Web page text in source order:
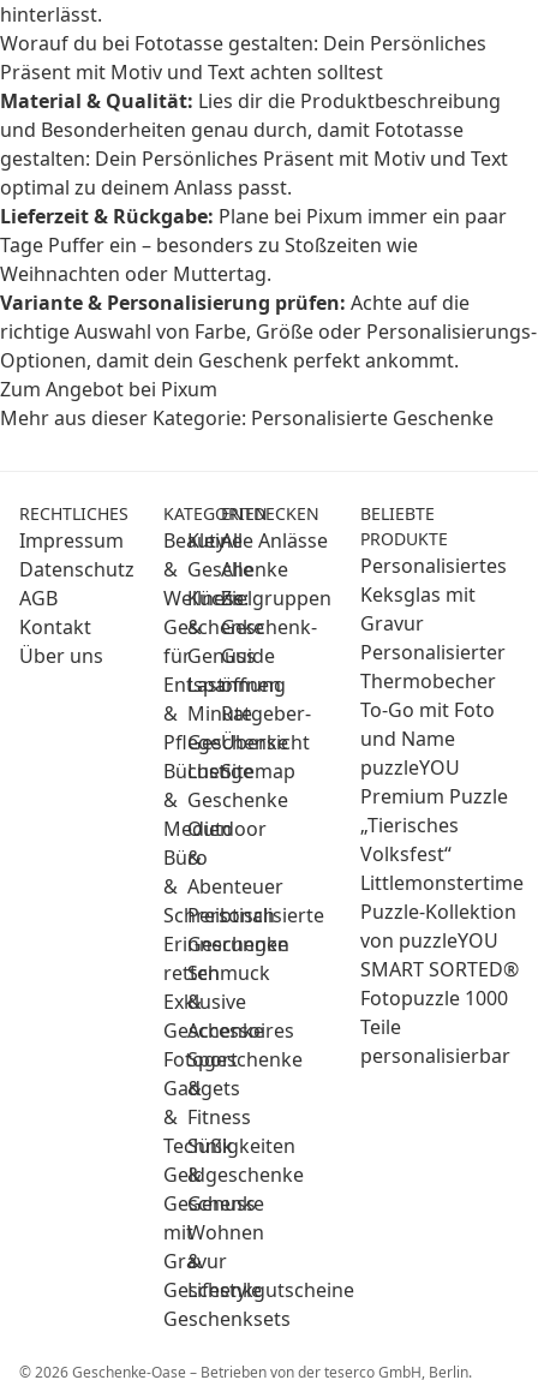
hinterlässt.
Worauf du bei Fototasse gestalten: Dein Persönliches
Präsent mit Motiv und Text achten solltest
Material & Qualität: Lies dir die Produktbeschreibung
und Besonderheiten genau durch, damit Fototasse
gestalten: Dein Persönliches Präsent mit Motiv und Text
optimal zu deinem Anlass passt.
Lieferzeit & Rückgabe: Plane bei Pixum immer ein paar
Tage Puffer ein – besonders zu Stoßzeiten wie
Weihnachten oder Muttertag.
Variante & Personalisierung prüfen: Achte auf die
richtige Auswahl von Farbe, Größe oder Personalisierungs-
Optionen, damit dein Geschenk perfekt ankommt.
Zum Angebot bei Pixum
Mehr aus dieser Kategorie: Personalisierte Geschenke
RECHTLICHES
Impressum
Datenschutz
AGB
Kontakt
Über uns
KATEGORIEN
Beauty
&
Wellness:
Geschenke
für
Entspannung
&
Pflege
Bücher
&
Medien
Büro
&
Schreibtisch
Erinnerungen
retten
Exklusive
Geschenke
Fotogeschenke
Gadgets
&
Technik
Geldgeschenke
Geschenke
mit
Gravur
Geschenkgutscheine
Geschenksets
Kleine
Geschenke
Küche
&
Genuss
Last
Minute
Geschenke
Lustige
Geschenke
Outdoor
&
Abenteuer
Personalisierte
Geschenke
Schmuck
&
Accessoires
Sport
&
Fitness
Süßigkeiten
&
Genuss
Wohnen
&
Lifestyle
ENTDECKEN
Alle Anlässe
Alle
Zielgruppen
Geschenk-
Guide
öffnen
Ratgeber-
Übersicht
Sitemap
BELIEBTE
PRODUKTE
Personalisiertes
Keksglas mit
Gravur
Personalisierter
Thermobecher
To-Go mit Foto
und Name
puzzleYOU
Premium Puzzle
„Tierisches
Volksfest“
Littlemonstertime
Puzzle-Kollektion
von puzzleYOU
SMART SORTED®
Fotopuzzle 1000
Teile
personalisierbar
© 2026 Geschenke-Oase – Betrieben von der teserco GmbH, Berlin.